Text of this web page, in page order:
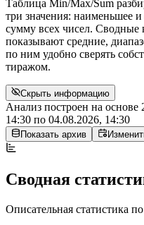
Таблица Min/Max/Sum
три значения: наименьшее
сумму всех чисел. Сводные
показывают средние,
по ним удобно сверять
тиражом.
Скрыть информацию
Анализ построен на основе
14:30 по 04.08.2026, 14:30
Показать архив
Сводная
Описательная статистика